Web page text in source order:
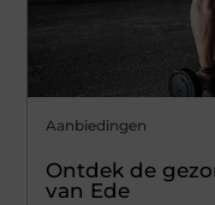
Aanbiedingen
Ontdek de
van Ede